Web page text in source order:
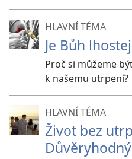
HLAVNÍ TÉMA
Je Bůh
Proč si můžeme
k našemu utrpení?
HLAVNÍ TÉMA
Život bez